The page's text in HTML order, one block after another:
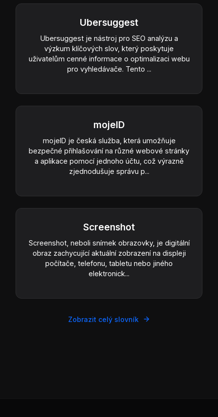
Ubersuggest
Ubersuggest je nástroj pro SEO analýzu a
výzkum klíčových slov, který poskytuje
uživatelům cenné informace o optimalizaci webu
pro vyhledávače. Tento ...
mojeID
mojeID je česká služba, která umožňuje
bezpečné přihlašování na různé webové stránky
a aplikace pomocí jednoho účtu, což výrazně
zjednodušuje správu p...
Screenshot
Screenshot, neboli snímek obrazovky, je digitální
obraz zachycující aktuální zobrazení na displeji
počítače, telefonu, tabletu nebo jiného
elektronick...
Zobrazit celý slovník